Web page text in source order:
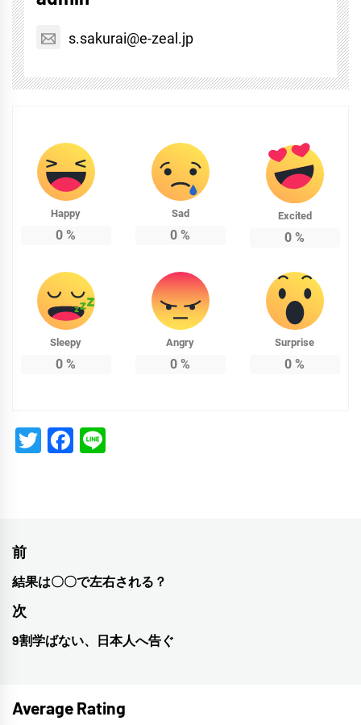
s.sakurai@e-zeal.jp
Happy
0 %
Sad
0 %
Excited
0 %
Sleepy
0 %
Angry
0 %
Surprise
0 %
TwitterFacebook
投
稿
ナ
ビ
ー
前
前
の
投
結果は〇〇で左右される？
次
次
稿:
9割学ばない、日本人へ告ぐ
Average Rating